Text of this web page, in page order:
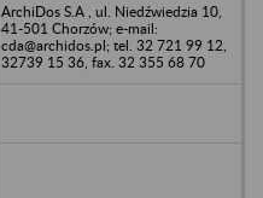
ArchiDos S.A , ul. Niedźwiedzia 10,
41-501 Chorzów; e-mail:
cda@archidos.pl; tel. 32 721 99 12,
32739 15 36, fax. 32 355 68 70